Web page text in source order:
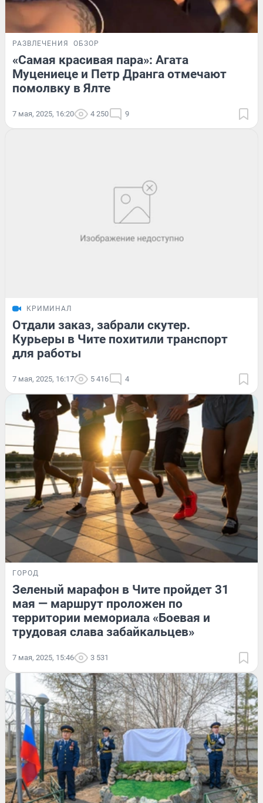
РАЗВЛЕЧЕНИЯ ОБЗОР
«Самая красивая пара»: Агата
Муцениеце и Петр Дранга отмечают
помолвку в Ялте
7 мая, 2025, 16:20 4 250 9
КРИМИНАЛ
Отдали заказ, забрали скутер.
Курьеры в Чите похитили транспорт
для работы
7 мая, 2025, 16:17 5 416 4
ГОРОД
Зеленый марафон в Чите пройдет 31
мая — маршрут проложен по
территории мемориала «Боевая и
трудовая слава забайкальцев»
7 мая, 2025, 15:46 3 531